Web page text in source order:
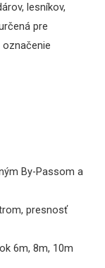
lesníkov,
pre
označenie
By-Passom a
presnosť
6m, 8m, 10m